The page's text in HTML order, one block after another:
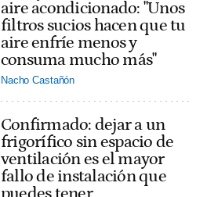
aire acondicionado: "Unos
filtros sucios hacen que tu
aire enfríe menos y
consuma mucho más"
Nacho Castañón
Confirmado: dejar a un
frigorífico sin espacio de
ventilación es el mayor
fallo de instalación que